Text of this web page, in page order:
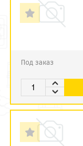
Под заказ